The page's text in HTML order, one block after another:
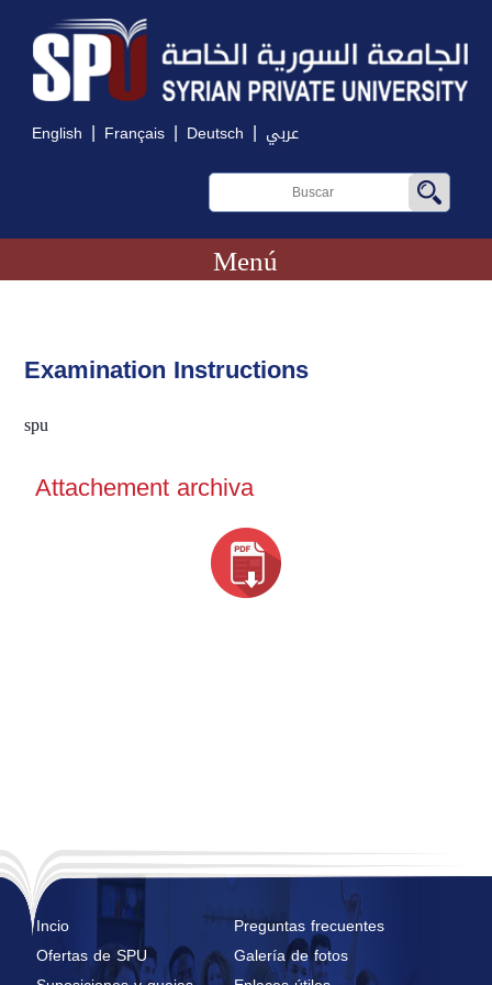
English | Français | Deutsch | عربي
Menú
Examination Instructions
spu
Attachement archiva
Incio
Preguntas frecuentes
Ofertas de SPU
Galería de fotos